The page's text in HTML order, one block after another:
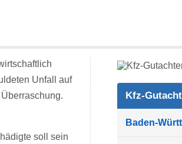
Unfall auf
soll sein
Kfz-
Baden-